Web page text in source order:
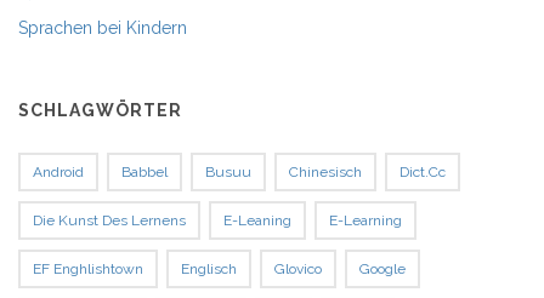
Sprachen bei Kindern
SCHLAGWÖRTER
Android Babbel Busuu Chinesisch Dict.cc
Die Kunst Des Lernens E-Leaning E-Learning
EF Enghlishtown Englisch Glovico Google